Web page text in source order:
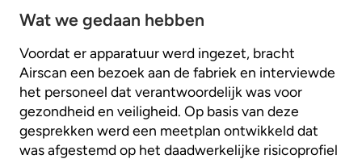
Wat we gedaan hebben
Voordat er apparatuur werd ingezet, bracht
Airscan een bezoek aan de fabriek en interviewde
het personeel dat verantwoordelijk was voor
gezondheid en veiligheid. Op basis van deze
gesprekken werd een meetplan ontwikkeld dat
was afgestemd op het daadwerkelijke risicoprofiel